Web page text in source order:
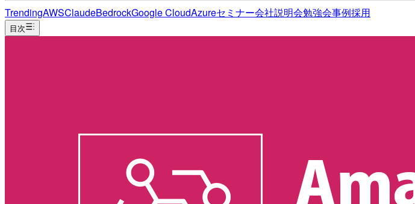
TrendingAWSClaudeBedrockGoogle CloudAzureセミナー会社説明会勉強会事例採用
目次